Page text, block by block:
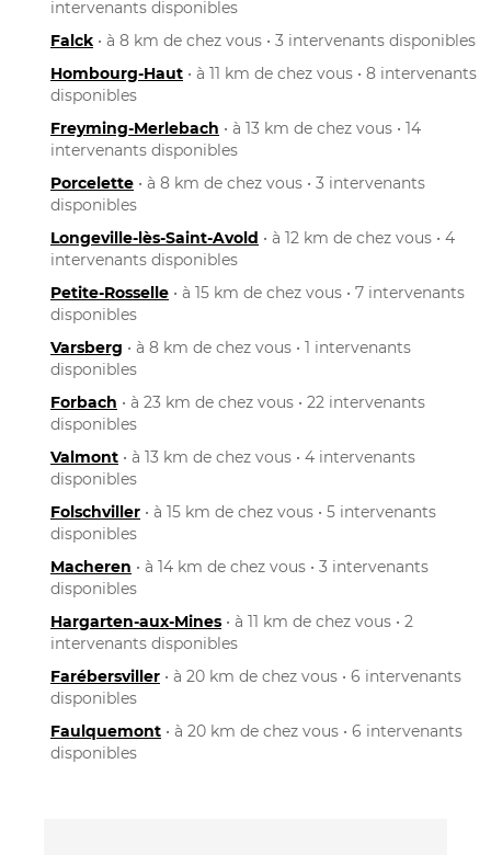
intervenants disponibles
Falck • à 8 km de chez vous • 3 intervenants disponibles
Hombourg-Haut • à 11 km de chez vous • 8 intervenants
disponibles
Freyming-Merlebach • à 13 km de chez vous • 14
intervenants disponibles
Porcelette • à 8 km de chez vous • 3 intervenants
disponibles
Longeville-lès-Saint-Avold • à 12 km de chez vous • 4
intervenants disponibles
Petite-Rosselle • à 15 km de chez vous • 7 intervenants
disponibles
Varsberg • à 8 km de chez vous • 1 intervenants
disponibles
Forbach • à 23 km de chez vous • 22 intervenants
disponibles
Valmont • à 13 km de chez vous • 4 intervenants
disponibles
Folschviller • à 15 km de chez vous • 5 intervenants
disponibles
Macheren • à 14 km de chez vous • 3 intervenants
disponibles
Hargarten-aux-Mines • à 11 km de chez vous • 2
intervenants disponibles
Farébersviller • à 20 km de chez vous • 6 intervenants
disponibles
Faulquemont • à 20 km de chez vous • 6 intervenants
disponibles